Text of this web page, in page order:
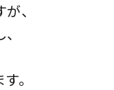
、
。